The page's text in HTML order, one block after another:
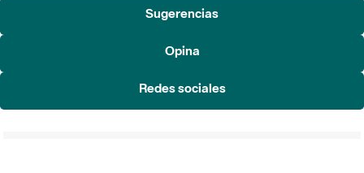
Sugerencias
Opina
Redes sociales